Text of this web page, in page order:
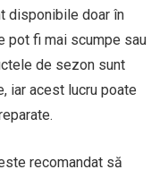
disponibile doar în
pot fi mai scumpe sau
de sezon sunt
iar acest lucru poate
recomandat să